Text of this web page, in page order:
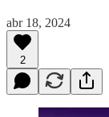
abr 18, 2024
2